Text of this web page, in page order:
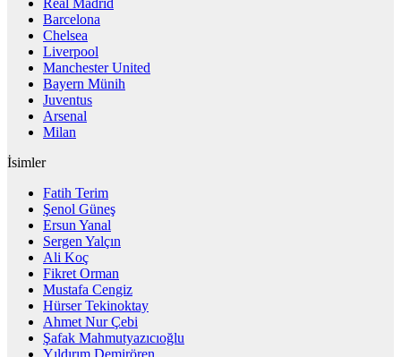
Real Madrid
Barcelona
Chelsea
Liverpool
Manchester United
Bayern Münih
Juventus
Arsenal
Milan
İsimler
Fatih Terim
Şenol Güneş
Ersun Yanal
Sergen Yalçın
Ali Koç
Fikret Orman
Mustafa Cengiz
Hürser Tekinoktay
Ahmet Nur Çebi
Şafak Mahmutyazıcıoğlu
Yıldırım Demirören